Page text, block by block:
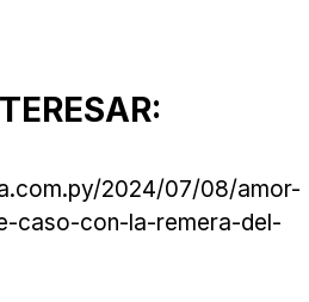
2024/07/08/amor-
caso-con-la-remera-del-